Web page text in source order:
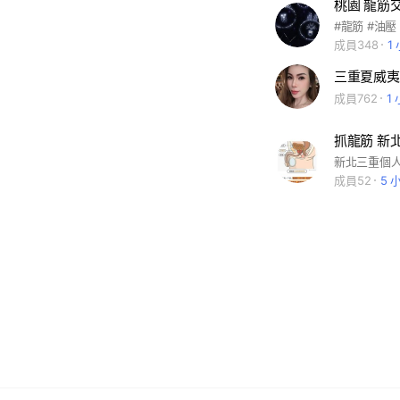
桃園 龍筋
#龍筋 #油壓
成員348
1
三重夏威夷
成員762 1
成員52 5